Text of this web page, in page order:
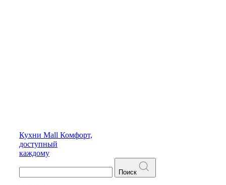
Кухни Mall Комфорт,
доступный
каждому
Поиск